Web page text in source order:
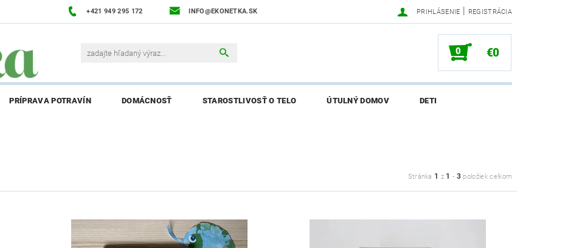
+421 949 295 172 INFO@EKONETKA.SK PRIHLÁSENIE | REGISTRÁCIA
0 €0
PRÍPRAVA POTRAVÍN DOMÁCNOSŤ STAROSTLIVOSŤ O TELO ÚTULNÝ DOMOV DETI
Stránka 1 z 1 - 3 položiek celkom